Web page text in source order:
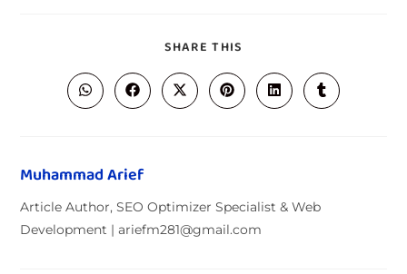
SHARE THIS
Muhammad Arief
Article Author, SEO Optimizer Specialist & Web
Development | ariefm281@gmail.com